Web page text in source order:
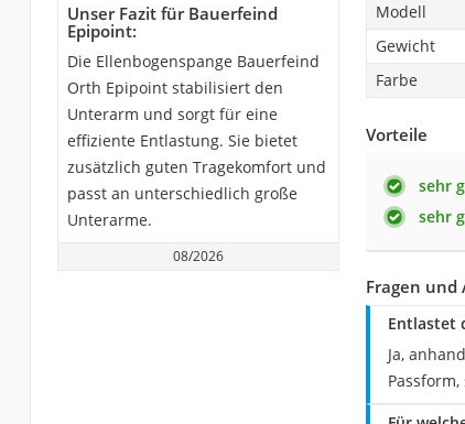
Unser Fazit für Bauerfeind
Epipoint:
Die Ellenbogenspange Bauerfeind
Orth Epipoint stabilisiert den
Unterarm und sorgt für eine
effiziente Entlastung. Sie bietet
zusätzlich guten Tragekomfort und
passt an unterschiedlich große
Unterarme.
08/2026
Modell
Gewicht
Farbe
Vorteile
sehr
sehr
Fragen
Entlastet
Ja,